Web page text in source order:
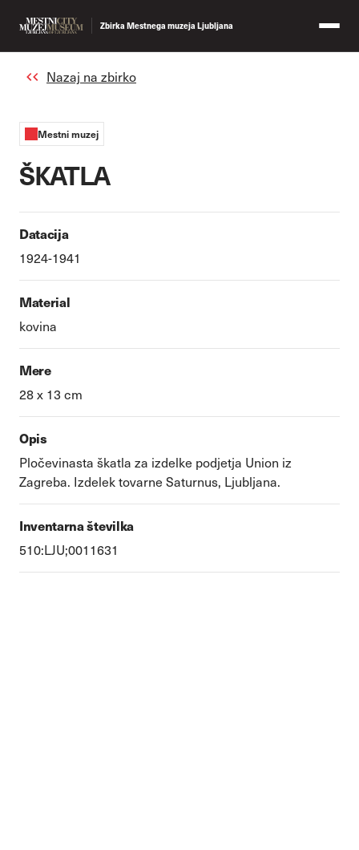
Zbirka Mestnega muzeja Ljubljana
Nazaj na zbirko
Mestni muzej
ŠKATLA
Datacija
1924-1941
Material
kovina
Mere
28 x 13 cm
Opis
Pločevinasta škatla za izdelke podjetja Union iz
Zagreba. Izdelek tovarne Saturnus, Ljubljana.
Inventarna številka
510:LJU;0011631